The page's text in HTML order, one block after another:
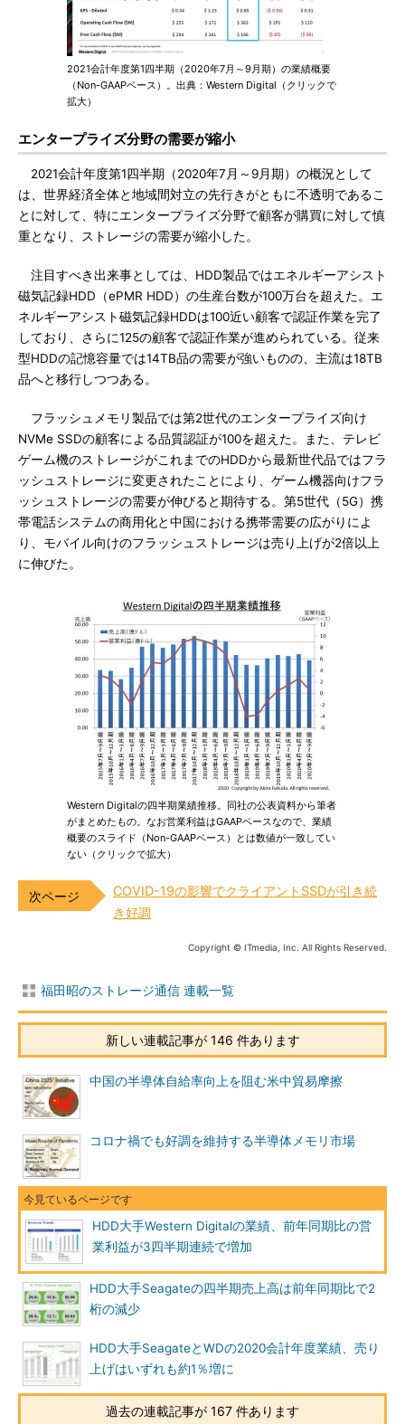
2021会計年度第1四半期（2020年7月～9月期）の業績概要
（Non-GAAPベース）。出典：Western Digital（クリックで
拡大）
エンタープライズ分野の需要が縮小
2021会計年度第1四半期（2020年7月～9月期）の概況として
は、世界経済全体と地域間対立の先行きがともに不透明であるこ
とに対して、特にエンタープライズ分野で顧客が購買に対して慎
重となり、ストレージの需要が縮小した。
注目すべき出来事としては、HDD製品ではエネルギーアシスト
磁気記録HDD（ePMR HDD）の生産台数が100万台を超えた。エ
ネルギーアシスト磁気記録HDDは100近い顧客で認証作業を完了
しており、さらに125の顧客で認証作業が進められている。従来
型HDDの記憶容量では14TB品の需要が強いものの、主流は18TB
品へと移行しつつある。
フラッシュメモリ製品では第2世代のエンタープライズ向け
NVMe SSDの顧客による品質認証が100を超えた。また、テレビ
ゲーム機のストレージがこれまでのHDDから最新世代品ではフラ
ッシュストレージに変更されたことにより、ゲーム機器向けフラ
ッシュストレージの需要が伸びると期待する。第5世代（5G）携
帯電話システムの商用化と中国における携帯需要の広がりによ
り、モバイル向けのフラッシュストレージは売り上げが2倍以上
に伸びた。
Western Digitalの四半期業績推移。同社の公表資料から筆者
がまとめたもの。なお営業利益はGAAPベースなので、業績
概要のスライド（Non-GAAPベース）とは数値が一致してい
ない（クリックで拡大）
COVID-19の影響でクライアントSSDが引き続
き好調
Copyright © ITmedia, Inc. All Rights Reserved.
福田昭のストレージ通信 連載一覧
新しい連載記事が 146 件あります
中国の半導体自給率向上を阻む米中貿易摩擦
コロナ禍でも好調を維持する半導体メモリ市場
HDD大手Western Digitalの業績、前年同期比の営
業利益が3四半期連続で増加
HDD大手Seagateの四半期売上高は前年同期比で2
桁の減少
HDD大手SeagateとWDの2020会計年度業績、売り
上げはいずれも約1％増に
過去の連載記事が 167 件あります